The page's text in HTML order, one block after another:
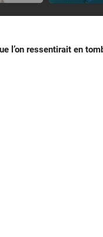
l’on ressentirait en